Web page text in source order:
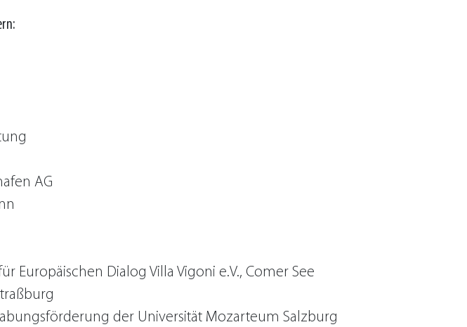
AG
Europäischen Dialog Villa Vigoni e.V., Comer See
der Universität Mozarteum Salzburg